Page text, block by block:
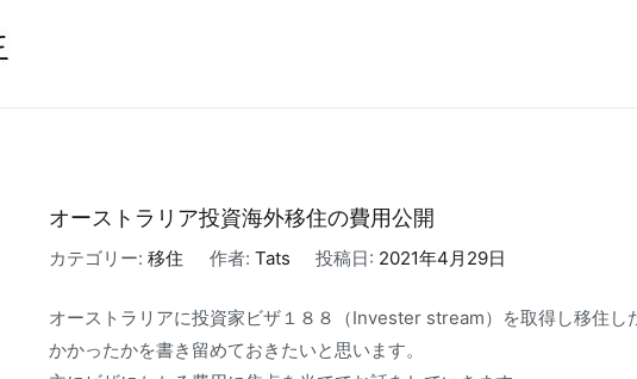
50万円で起業した会社を5億円で売却しFIRE。オーストラリア投資家ビザ移住体
オーストラリア投資海外移住の費用公開
カテゴリー: 移住 作者: Tats 投稿日: 2021年4月29日
オーストラリアに投資家ビザ１８８（Invester stream）を取得し移住し
かかったかを書き留めておきたいと思います。